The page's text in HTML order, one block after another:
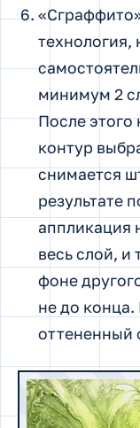
минимум 2
После этого
контур
снимается
результате
аппликация
весь слой, и
фоне
не до
оттененный